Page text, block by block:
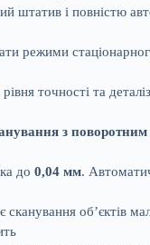
штатив і повністю
режими
точності та
з поворотним
до 0,04 мм.
сканування об’єктів